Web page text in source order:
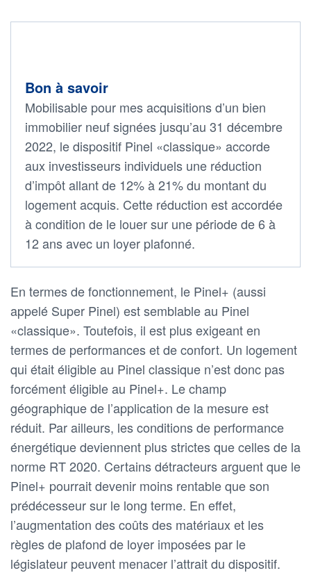
Bon à savoir
Mobilisable pour mes acquisitions d’un bien
immobilier neuf signées jusqu’au 31 décembre
2022, le dispositif Pinel «classique» accorde
aux investisseurs individuels une réduction
d’impôt allant de 12% à 21% du montant du
logement acquis. Cette réduction est accordée
à condition de le louer sur une période de 6 à
12 ans avec un loyer plafonné.
En termes de fonctionnement, le Pinel+ (aussi
appelé Super Pinel) est semblable au Pinel
«classique». Toutefois, il est plus exigeant en
termes de performances et de confort. Un logement
qui était éligible au Pinel classique n’est donc pas
forcément éligible au Pinel+. Le champ
géographique de l’application de la mesure est
réduit. Par ailleurs, les conditions de performance
énergétique deviennent plus strictes que celles de la
norme RT 2020. Certains détracteurs arguent que le
Pinel+ pourrait devenir moins rentable que son
prédécesseur sur le long terme. En effet,
l’augmentation des coûts des matériaux et les
règles de plafond de loyer imposées par le
législateur peuvent menacer l’attrait du dispositif.